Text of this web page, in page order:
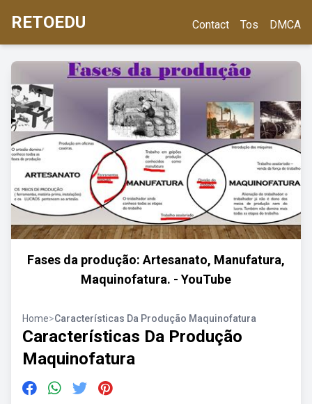
RETOEDU Contact Tos DMCA
Fases da produção: Artesanato, Manufatura,
Maquinofatura. - YouTube
Home>Características Da Produção Maquinofatura
Características Da Produção
Maquinofatura